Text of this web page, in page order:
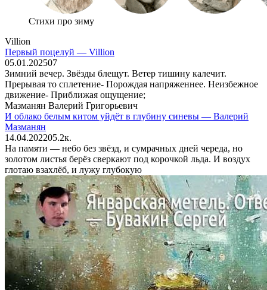
Стихи про зиму
Villion
Первый поцелуй — Villion
05.01.202507
Зимний вечер. Звёзды блещут. Ветер тишину калечит.
Прерывая то сплетение- Порождая напряженнее. Неизбежное
движение- Приближая ощущение;
Мазманян Валерий Григорьевич
И облако белым китом уйдёт в глубину синевы — Валерий
Мазманян
14.04.202205.2к.
На памяти — небо без звёзд, и сумрачных дней череда, но
золотом листья берёз сверкают под корочкой льда. И воздух
глотаю взахлёб, и лужу глубокую